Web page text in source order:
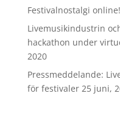
Festivalnostalgi online!
Livemusikindustrin
hackathon under
2020
Pressmeddelande:
för festivaler 25 juni,